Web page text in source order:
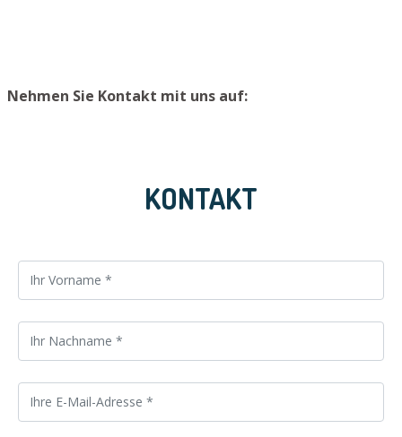
Nehmen Sie Kontakt mit uns auf:
KONTAKT